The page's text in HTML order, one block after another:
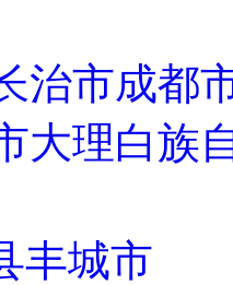
治市成都
大理白族
丰城市